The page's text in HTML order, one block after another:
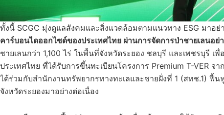
ทั้งนี้ SCGC มุ่งดูแลสังคมและสิ่งแวดล้อมตามแนวทาง ESG มาอย่
คาร์บอนไดออกไซด์ของประเทศไทย ผ่านการจัดการป่าชายเลนอย่า
ชายเลนกว่า 1,100 ไร่ ในพื้นที่จังหวัดระยอง ชลบุรี และเพชรบุรี เ
ประเทศไทย ที่ได้รับการขึ้นทะเบียนโครงการ Premium T-VER
ได้ร่วมกับสำนักงานทรัพยากรทางทะเลและชายฝั่งที่ 1 (สทช.1) ฟื้
จังหวัดระยองมาอย่างต่อเนื่อง